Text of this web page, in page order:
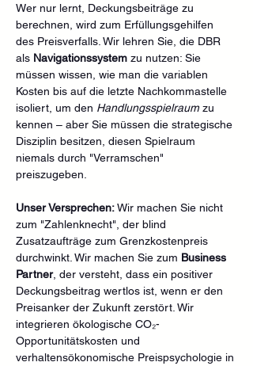
Wer nur lernt, Deckungsbeiträge zu
berechnen, wird zum Erfüllungsgehilfen
des Preisverfalls. Wir lehren Sie, die DBR
als Navigationssystem zu nutzen: Sie
müssen wissen, wie man die variablen
Kosten bis auf die letzte Nachkommastelle
isoliert, um den Handlungsspielraum zu
kennen – aber Sie müssen die strategische
Disziplin besitzen, diesen Spielraum
niemals durch "Verramschen"
preiszugeben.
Unser Versprechen: Wir machen Sie nicht
zum "Zahlenknecht", der blind
Zusatzaufträge zum Grenzkostenpreis
durchwinkt. Wir machen Sie zum Business
Partner, der versteht, dass ein positiver
Deckungsbeitrag wertlos ist, wenn er den
Preisanker der Zukunft zerstört. Wir
integrieren ökologische CO₂-
Opportunitätskosten und
verhaltensökonomische Preispsychologie in